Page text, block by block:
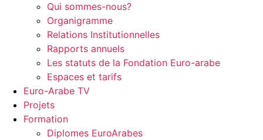
Qui sommes-nous?
Organigramme
Relations Institutionnelles
Rapports annuels
Les statuts de la Fondation Euro-arabe
Espaces et tarifs
Euro-Arabe TV
Projets
Formation
Diplomes EuroArabes